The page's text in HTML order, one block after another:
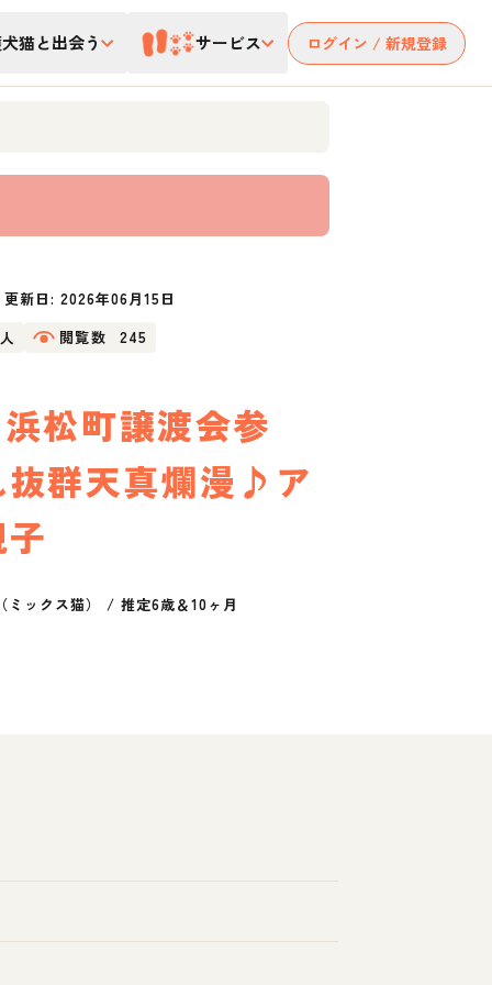
猫と出会う サービス ログイン / 新規登録
更新日: 2026年06月15日
閲覧数 245
松町譲渡会参
抜群天真爛漫♪ア
ミックス猫） /推定6歳＆10ヶ月